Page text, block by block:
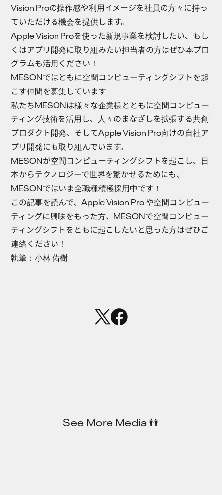
Vision Proの操作感や利用イメージを社員の方々に持っ
ていただける機会を提供します。
Apple Vision Proを使った新規事業を検討したい、もし
くはアプリ開発に取り組みたい担当者の方はぜひ本プロ
グラムも活用ください！
MESONではともに空間コンピューティングシフトを起
こす仲間を募集しています
私たちMESONは様々な企業様とともに空間コンピュー
ティング技術を活用し、人々のまなざしを拡張する共創
プロダクト開発、そしてApple Vision Pro向けの自社ア
プリ開発にも取り組んでいます。
MESONが空間コンピューティングシフトを起こし、日
本からテクノロジーで世界を驚かせるためにも、
MESONではいま全職種積極採用中です！
この記事を読んで、Apple Vision Pro や空間コンピュー
ティングに興味をもった方、MESONで空間コンピュー
ティングシフトをともに起こしたいと思った方はぜひご
連絡ください！
執筆：小林 佑樹
See More Media 👬️